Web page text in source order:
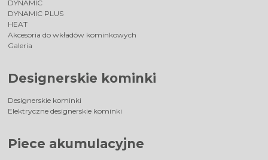
DYNAMIC
DYNAMIC PLUS
HEAT
Akcesoria do wkładów kominkowych
Galeria
Designerskie kominki
Designerskie kominki
Elektryczne designerskie kominki
Piece akumulacyjne